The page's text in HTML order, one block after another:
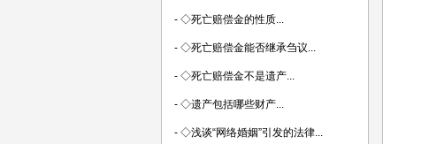
- ◇死亡赔偿金的性质...
- ◇死亡赔偿金能否继承刍议...
- ◇死亡赔偿金不是遗产...
- ◇遗产包括哪些财产...
- ◇浅谈“网络婚姻”引发的法律...